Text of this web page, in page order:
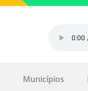
Municípios